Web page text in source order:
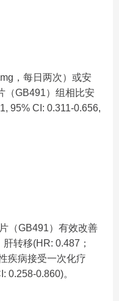
，每日两次）或安
（GB491）组相比安
95% CI: 0.311-0.656,
（GB491）有效改善
转移(HR: 0.487；
疾病接受一次化疗
0.258-0.860)。